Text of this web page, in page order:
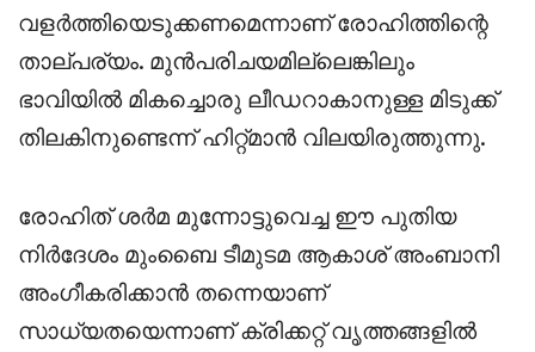
വളർത്തിയെടുക്കണമെന്നാണ് രോഹിത്തിന്റെ
താല്പര്യം. മുൻപരിചയമില്ലെങ്കിലും
ഭാവിയിൽ മികച്ചൊരു ലീഡറാകാനുള്ള മിടുക്ക്
തിലകിനുണ്ടെന്ന് ഹിറ്റ്മാൻ വിലയിരുത്തുന്നു.
രോഹിത് ശർമ മുന്നോട്ടുവെച്ച ഈ പുതിയ
നിർദേശം മുംബൈ ടീമുടമ ആകാശ് അംബാനി
അംഗീകരിക്കാൻ തന്നെയാണ്
സാധ്യതയെന്നാണ് ക്രിക്കറ്റ് വൃത്തങ്ങളിൽ